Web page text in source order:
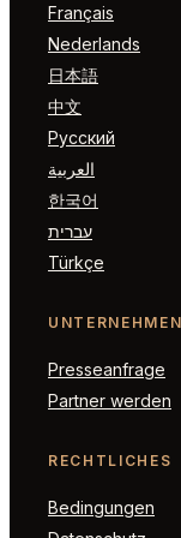
Français
Nederlands
日本語
中文
Русский
العربية
한국어
עברית
Türkçe
UNTERNEHMEN
Presseanfrage
Partner werden
RECHTLICHES
Bedingungen